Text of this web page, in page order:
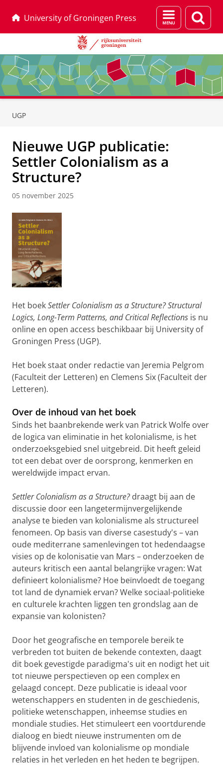
University of Groningen Press
Menu
en
UGP
Nieuwe UGP publicatie:
Settler Colonialism as a
Structure?
05 november 2025
Het boekSettler Colonialism as a Structure? Structural
Logics, Long-Term Patterns, and Critical Reflections is nu
online en open access beschikbaar bij University of
Groningen Press (UGP).
Het boek staat onder redactie van Jeremia Pelgrom
(Faculteit der Letteren) en Clemens Six (Faculteit der
Letteren).
Over de inhoud van het boek
Sinds het baanbrekende werk van Patrick Wolfe over
de logica van eliminatie in het kolonialisme, is het
onderzoeksgebied snel uitgebreid. Dit heeft geleid
tot een debat over de oorsprong, kenmerken en
wereldwijde impact ervan.
Settler Colonialism as a Structure?draagt bij aan de
discussie door een langetermijnvergelijkende
analyse te bieden van kolonialisme als structureel
fenomeen. Op basis van diverse casestudy's – van
oude mediterrane samenlevingen tot hedendaagse
visies op de kolonisatie van Mars – onderzoeken de
auteurs kritisch een aantal belangrijke vragen: Wat
definieert kolonialisme? Hoe beïnvloedt de toegang
tot land de dynamiek ervan? Welke sociaal-politieke
en culturele krachten liggen ten grondslag aan de
expansie van kolonisten?
Door het geografische en temporele bereik te
verbreden tot buiten de bekende contexten, daagt
dit boek gevestigde paradigma's uit en nodigt het uit
tot nieuwe perspectieven op een complex en
gelaagd concept. Deze publicatie is ideaal voor
wetenschappers en studenten in de geschiedenis,
politieke wetenschappen, inheemse studies en
mondiale studies. Het stimuleert een voortdurende
dialoog en biedt nieuwe instrumenten om de
blijvende invloed van kolonialisme op mondiale
relaties in het verleden en het heden te begrijpen.